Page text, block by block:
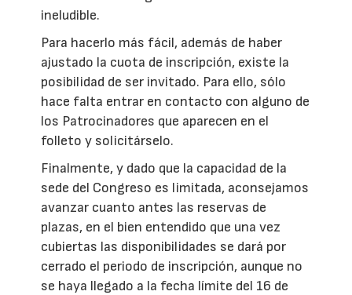
ineludible.
Para hacerlo más fácil, además de haber
ajustado la cuota de inscripción, existe la
posibilidad de ser invitado. Para ello, sólo
hace falta entrar en contacto con alguno de
los Patrocinadores que aparecen en el
folleto y solicitárselo.
Finalmente, y dado que la capacidad de la
sede del Congreso es limitada, aconsejamos
avanzar cuanto antes las reservas de
plazas, en el bien entendido que una vez
cubiertas las disponibilidades se dará por
cerrado el periodo de inscripción, aunque no
se haya llegado a la fecha límite del 16 de